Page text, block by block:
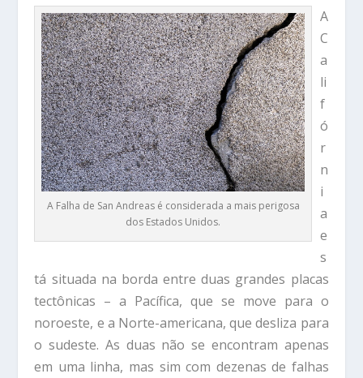
A Falha de San Andreas é considerada a mais perigosa
dos Estados Unidos.
A
C
a
li
f
ó
r
n
i
a
e
s
tá situada na borda entre duas grandes placas
tectônicas – a Pacífica, que se move para o
noroeste, e a Norte-americana, que desliza para
o sudeste. As duas não se encontram apenas
em uma linha, mas sim com dezenas de falhas